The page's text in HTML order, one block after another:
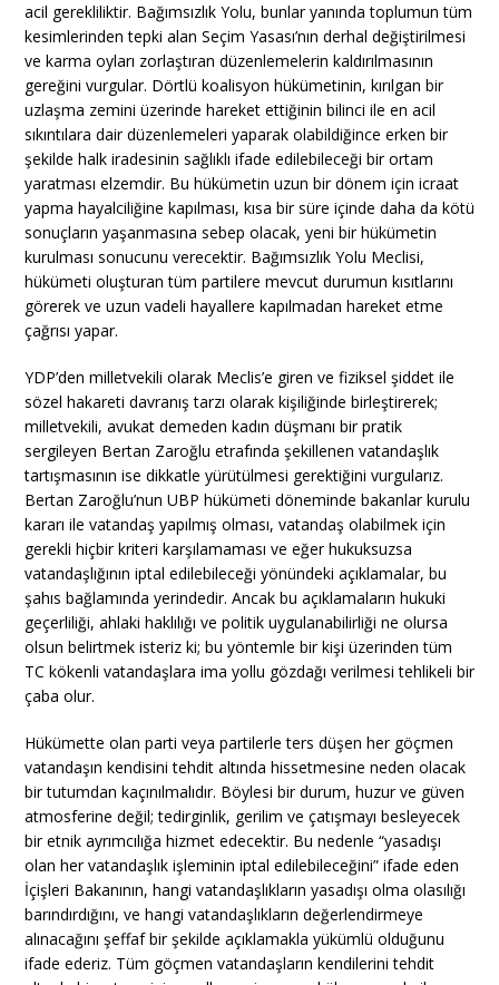
acil gerekliliktir. Bağımsızlık Yolu, bunlar yanında toplumun tüm
kesimlerinden tepki alan Seçim Yasası’nın derhal değiştirilmesi
ve karma oyları zorlaştıran düzenlemelerin kaldırılmasının
gereğini vurgular. Dörtlü koalisyon hükümetinin, kırılgan bir
uzlaşma zemini üzerinde hareket ettiğinin bilinci ile en acil
sıkıntılara dair düzenlemeleri yaparak olabildiğince erken bir
şekilde halk iradesinin sağlıklı ifade edilebileceği bir ortam
yaratması elzemdir. Bu hükümetin uzun bir dönem için icraat
yapma hayalciliğine kapılması, kısa bir süre içinde daha da kötü
sonuçların yaşanmasına sebep olacak, yeni bir hükümetin
kurulması sonucunu verecektir. Bağımsızlık Yolu Meclisi,
hükümeti oluşturan tüm partilere mevcut durumun kısıtlarını
görerek ve uzun vadeli hayallere kapılmadan hareket etme
çağrısı yapar.
YDP’den milletvekili olarak Meclis’e giren ve fiziksel şiddet ile
sözel hakareti davranış tarzı olarak kişiliğinde birleştirerek;
milletvekili, avukat demeden kadın düşmanı bir pratik
sergileyen Bertan Zaroğlu etrafında şekillenen vatandaşlık
tartışmasının ise dikkatle yürütülmesi gerektiğini vurgularız.
Bertan Zaroğlu’nun UBP hükümeti döneminde bakanlar kurulu
kararı ile vatandaş yapılmış olması, vatandaş olabilmek için
gerekli hiçbir kriteri karşılamaması ve eğer hukuksuzsa
vatandaşlığının iptal edilebileceği yönündeki açıklamalar, bu
şahıs bağlamında yerindedir. Ancak bu açıklamaların hukuki
geçerliliği, ahlaki haklılığı ve politik uygulanabilirliği ne olursa
olsun belirtmek isteriz ki; bu yöntemle bir kişi üzerinden tüm
TC kökenli vatandaşlara ima yollu gözdağı verilmesi tehlikeli bir
çaba olur.
Hükümette olan parti veya partilerle ters düşen her göçmen
vatandaşın kendisini tehdit altında hissetmesine neden olacak
bir tutumdan kaçınılmalıdır. Böylesi bir durum, huzur ve güven
atmosferine değil; tedirginlik, gerilim ve çatışmayı besleyecek
bir etnik ayrımcılığa hizmet edecektir. Bu nedenle “yasadışı
olan her vatandaşlık işleminin iptal edilebileceğini” ifade eden
İçişleri Bakanının, hangi vatandaşlıkların yasadışı olma olasılığı
barındırdığını, ve hangi vatandaşlıkların değerlendirmeye
alınacağını şeffaf bir şekilde açıklamakla yükümlü olduğunu
ifade ederiz. Tüm göçmen vatandaşların kendilerini tehdit